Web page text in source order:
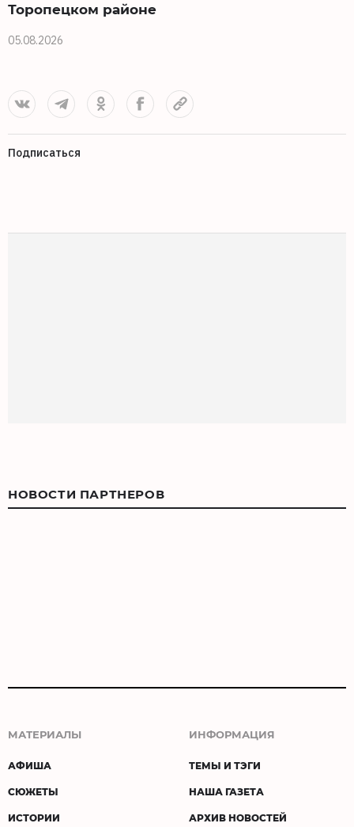
Торопецком районе
05.08.2026
Подписаться
НОВОСТИ ПАРТНЕРОВ
МАТЕРИАЛЫ
АФИША
СЮЖЕТЫ
ИСТОРИИ
ИНФОРМАЦИЯ
ТЕМЫ И ТЭГИ
НАША ГАЗЕТА
АРХИВ НОВОСТЕЙ